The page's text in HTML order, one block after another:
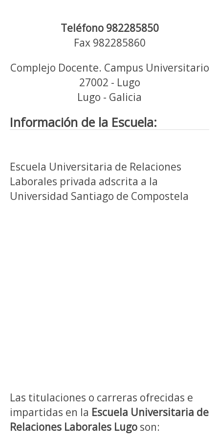
Teléfono 982285850
Fax 982285860
Complejo Docente. Campus Universitario
27002 - Lugo
Lugo - Galicia
Información de la Escuela:
Escuela Universitaria de Relaciones
Laborales privada adscrita a la
Universidad Santiago de Compostela
Las titulaciones o carreras ofrecidas e
impartidas en la Escuela Universitaria de
Relaciones Laborales Lugo son: